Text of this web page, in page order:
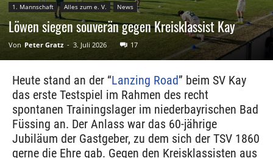
1. Mannschaft Alles zum e. V. News
Löwen siegen souverän gegen Kreisklassist Kay
Von Peter Gratz - 3. Juli 2026 17
Heute stand an der “Lanzing Road” beim SV Kay
das erste Testspiel im Rahmen des recht
spontanen Trainingslager im niederbayrischen Bad
Füssing an. Der Anlass war das 60-jährige
Jubiläum der Gastgeber, zu dem sich der TSV 1860
gerne die Ehre gab. Gegen den Kreisklassisten aus